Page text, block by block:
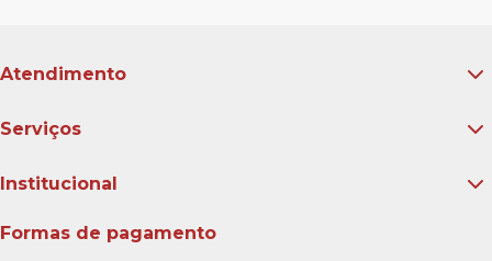
Atendimento
Serviços
Institucional
Formas de pagamento